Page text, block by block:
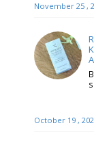
November 25 ,
October 19 ,